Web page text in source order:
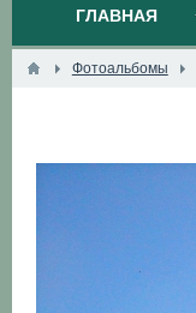
ГЛАВНАЯ
Фотоальбомы